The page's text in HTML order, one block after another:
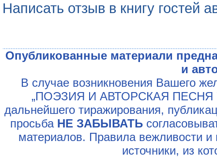
Написать отзыв в книгу гостей
Опубликованные материали
и
В случае возникновения Вашего
„ПОЭЗИЯ И АВТОРСКАЯ ПЕСНЯ
дальнейшего тиражирования,
просьба НЕ ЗАБЫВАТЬ
материалов. Правила вежливости и
источники, из